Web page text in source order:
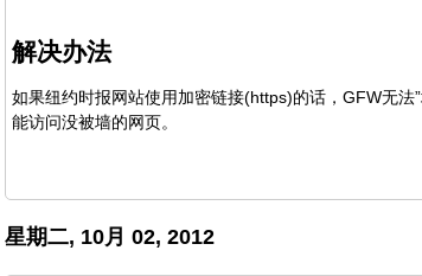
解决办法
如果纽约时报网站使用加密链接(https)的话，GFW无法
能访问没被墙的网页。
星期二, 10月 02, 2012